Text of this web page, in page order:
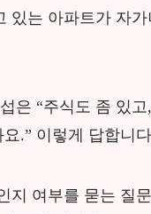
있는 아파트가 자
은 “주식도 좀 있
.” 이렇게 답합니
지 여부를 묻는 질